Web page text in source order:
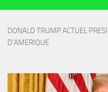
DONALD TRUMP ACTUEL
D'AMERIQUE